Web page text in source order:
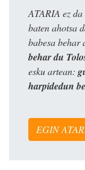
ATARIA ez
baten ahotsa
babesa behar
behar du
esku artean:
harpidedun
EGIN